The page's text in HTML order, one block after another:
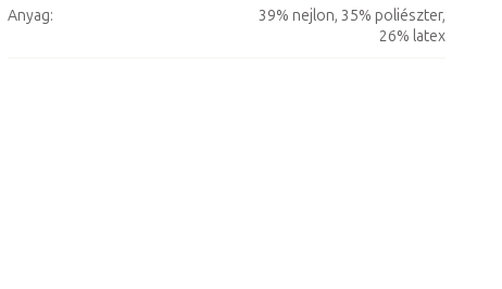
Anyag:
39% nejlon, 35% poliészter,
26% latex